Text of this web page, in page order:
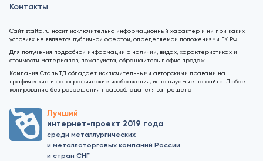
Контакты
Сайт staltd.ru носит исключительно информационный характер и ни при каких
условиях не является публичной офертой, определяемой положениями ГК РФ.
Для получения подробной информации о наличии, видах, характеристиках и
стоимости материалов, пожалуйста, обращайтесь в офис продаж.
Компания Сталь ТД обладает исключительными авторскими правами на
графические и фотографические изображения, используемые на сайте. Любое
копирование без разрешения правообладателя запрещено
Лучший
интернет-проект 2019 года
среди металлургических
и металлоторговых компаний России
и стран СНГ